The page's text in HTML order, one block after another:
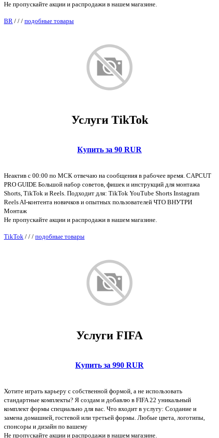
Не пропускайте акции и распродажи в нашем магазине.
BR / / / подобные товары
Услуги TikTok
Купить за 90 RUR
Неактив с 00:00 по МСК отвечаю на сообщения в рабочее время. CAPCUT
PRO GUIDE Большой набор советов, фишек и инструкций для монтажа
Shorts, TikTok и Reels. Подходит для: TikTok YouTube Shorts Instagram
Reels AI-контента новичков и опытных пользователей ЧТО ВНУТРИ
Монтаж
Не пропускайте акции и распродажи в нашем магазине.
TikTok / / / подобные товары
Услуги FIFA
Купить за 990 RUR
Хотите играть карьеру с собственной формой, а не использовать
стандартные комплекты? Я создам и добавлю в FIFA 22 уникальный
комплект формы специально для вас. Что входит в услугу: Создание и
замена домашней, гостевой или третьей формы. Любые цвета, логотипы,
спонсоры и дизайн по вашему
Не пропускайте акции и распродажи в нашем магазине.